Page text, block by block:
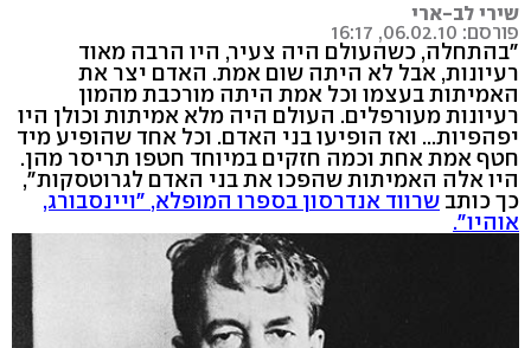
שירי לב-ארי
פורסם: 06.02.10, 16:17
"בהתחלה, כשהעולם היה צעיר, היו הרבה מאוד
רעיונות, אבל לא היתה שום אמת. האדם יצר את
האמיתות בעצמו וכל אמת היתה מורכבת מהמון
רעיונות מעורפלים. העולם היה מלא אמיתות וכולן היו
יפהפיות... ואז הופיעו בני האדם. וכל אחד שהופיע מיד
חטף אמת אחת וכמה חזקים במיוחד חטפו תריסר מהן.
היו אלה האמיתות שהפכו את בני האדם לגרוטסקות",
כך כותב שרווד אנדרסון בספרו המופלא, "ויינסבורג,
אוהיו".